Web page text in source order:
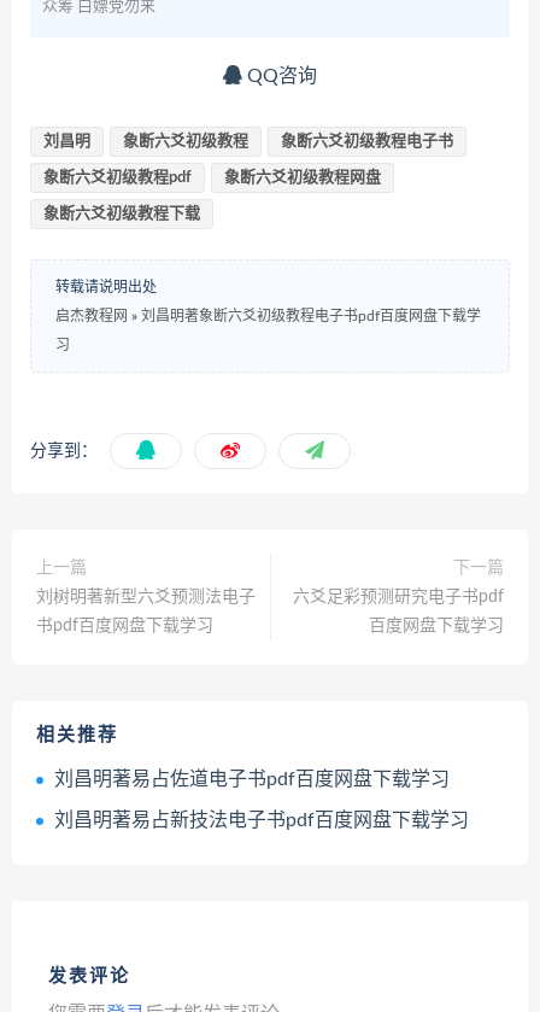
众筹 白嫖党勿来
QQ咨询
刘昌明 象断六爻初级教程 象断六爻初级教程电子书
象断六爻初级教程pdf 象断六爻初级教程网盘
象断六爻初级教程下载
转载请说明出处
启杰教程网 » 刘昌明著象断六爻初级教程电子书pdf百度网盘下载学
习
分享到：
上一篇
刘树明著新型六爻预测法电子
书pdf百度网盘下载学习
下一篇
六爻足彩预测研究电子书pdf
百度网盘下载学习
相关推荐
刘昌明著易占佐道电子书pdf百度网盘下载学习
刘昌明著易占新技法电子书pdf百度网盘下载学习
发表评论